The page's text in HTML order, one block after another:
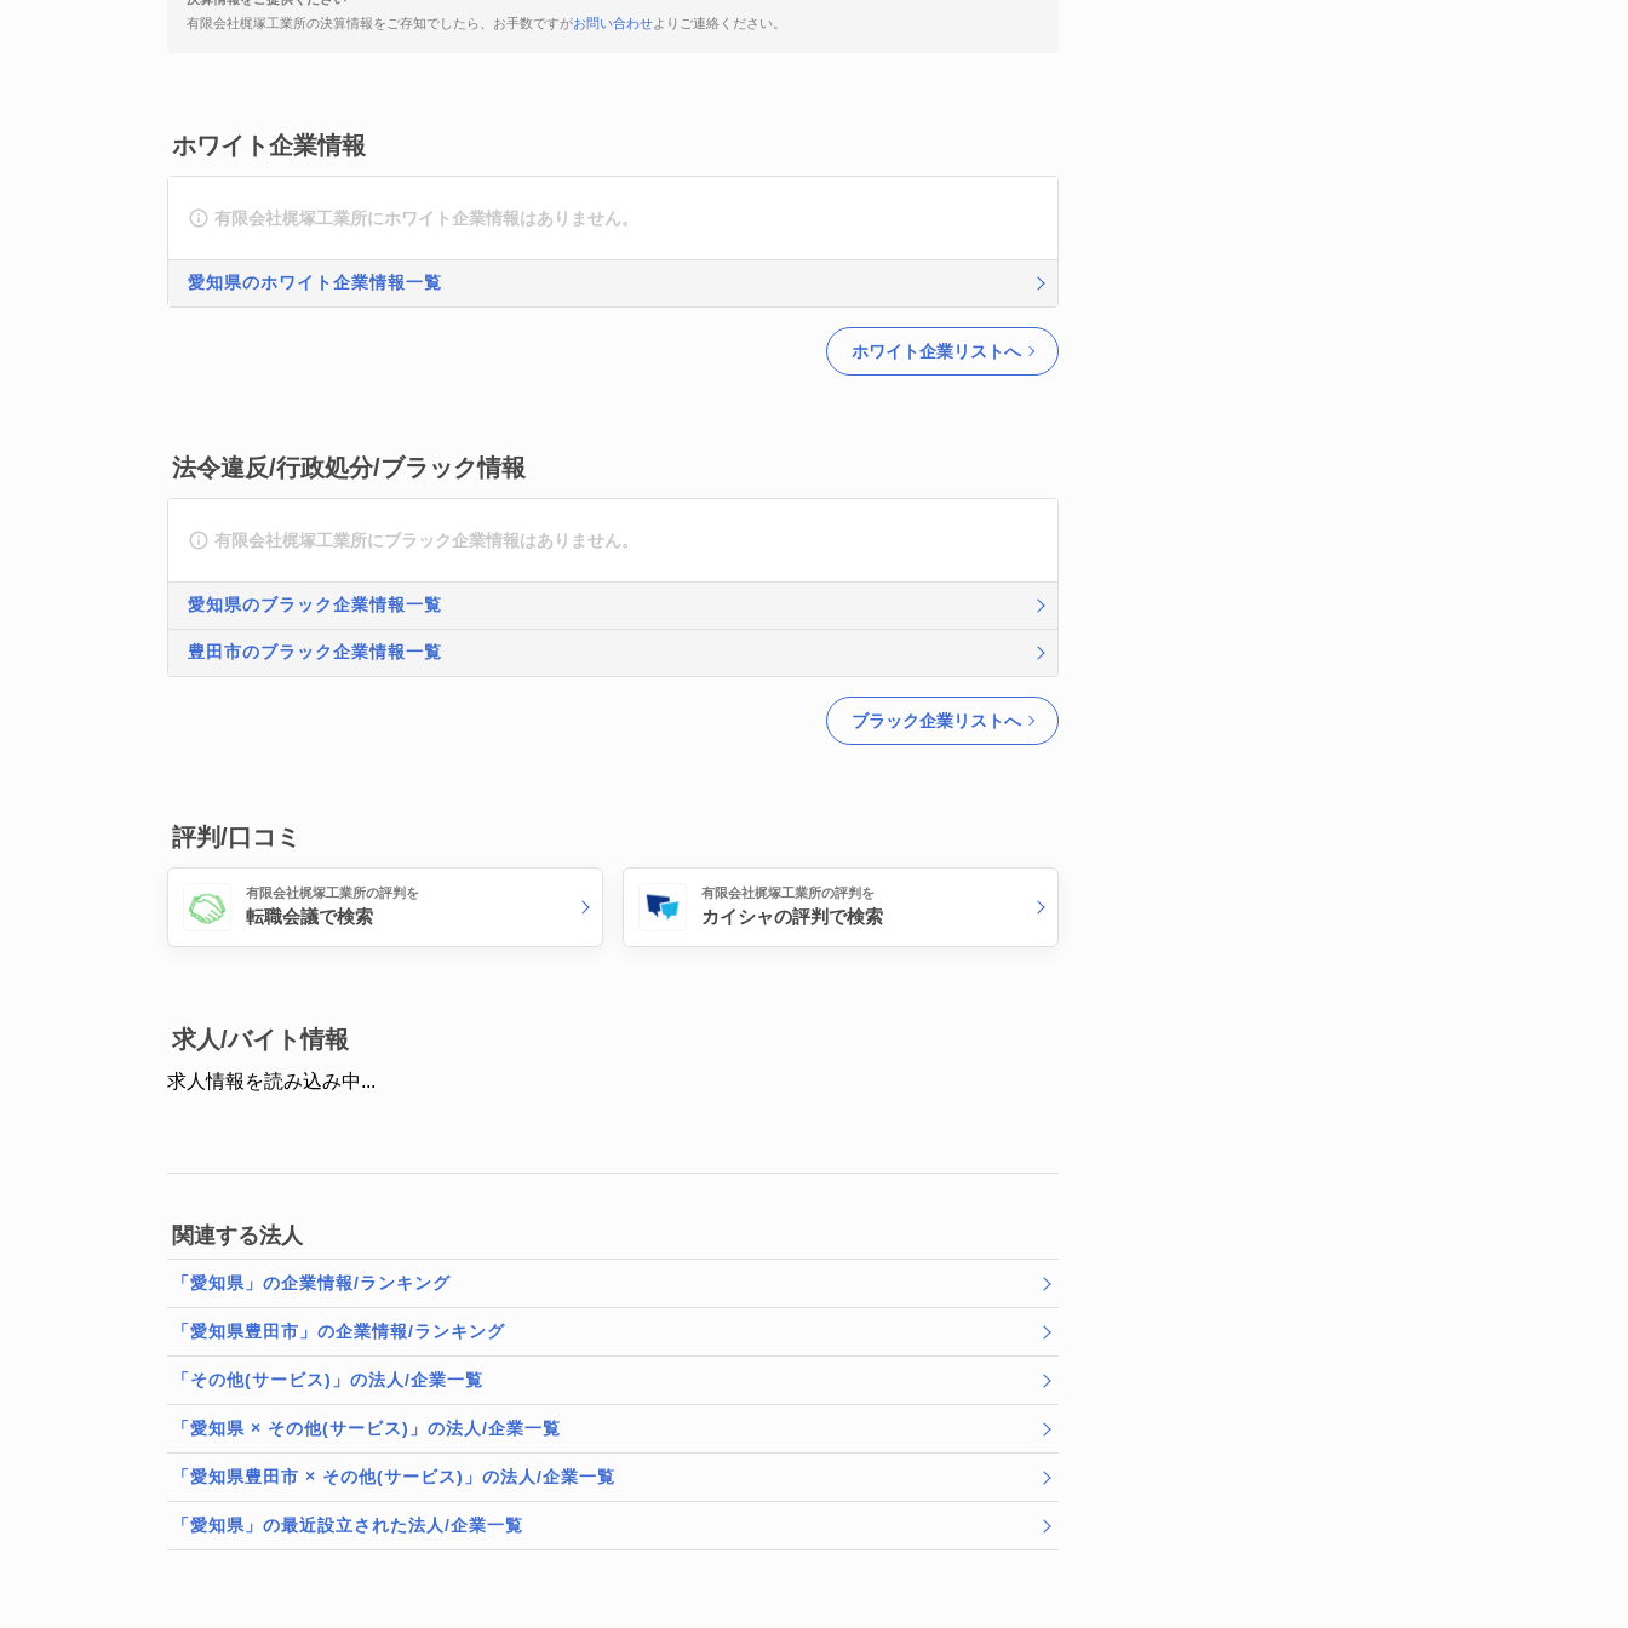
有限会社梶塚工業所の決算情報をご存知でしたら、お手数ですがお問い合わせよりご連絡ください。
ホワイト企業情報
有限会社梶塚工業所にホワイト企業情報はありません。
愛知県のホワイト企業情報一覧
ホワイト企業リストへ
法令違反/行政処分/ブラック情報
有限会社梶塚工業所にブラック企業情報はありません。
愛知県のブラック企業情報一覧
豊田市のブラック企業情報一覧
ブラック企業リストへ
評判/口コミ
有限会社梶塚工業所の評判を
転職会議で検索
有限会社梶塚工業所の評判を
カイシャの評判で検索
求人/バイト情報
求人情報を読み込み中...
関連する法人
「愛知県」の企業情報/ランキング
「愛知県豊田市」の企業情報/ランキング
「その他(サービス)」の法人/企業一覧
「愛知県 × その他(サービス)」の法人/企業一覧
「愛知県豊田市 × その他(サービス)」の法人/企業一覧
「愛知県」の最近設立された法人/企業一覧